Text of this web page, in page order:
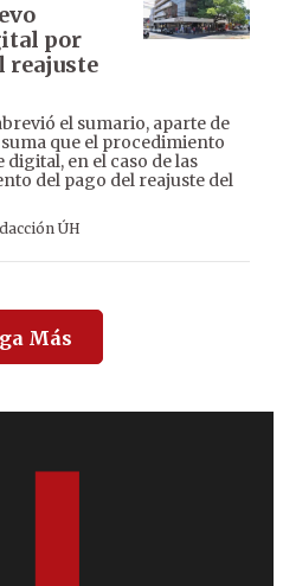
por
reajuste
el sumario, aparte de
que el procedimiento
en el caso de las
del pago del reajuste del
ÚH
Más